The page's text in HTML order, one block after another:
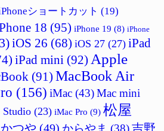
ショートカット (19)
18 (95) iPhone 19 (8) iPhone
iOS 26 (68) iOS 27 (27) iPad
iPad mini (92) Apple
(91) MacBook Air
(156) iMac (43)Mac mini
Studio (23) iMac Pro (9) 松屋
かつや (49)
吉野